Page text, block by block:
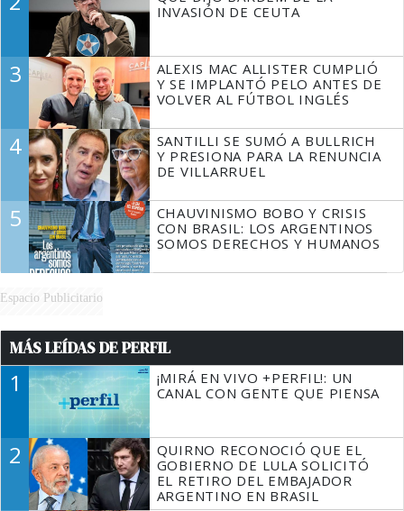
INVASIÓN DE CEUTA
3
ALEXIS MAC ALLISTER CUMPLIÓ
Y SE IMPLANTÓ PELO ANTES DE
VOLVER AL FÚTBOL INGLÉS
4
SANTILLI SE SUMÓ A BULLRICH
Y PRESIONA PARA LA RENUNCIA
DE VILLARRUEL
5
CHAUVINISMO BOBO Y CRISIS
CON BRASIL: LOS ARGENTINOS
SOMOS DERECHOS Y HUMANOS
Espacio Publicitario
MÁS LEÍDAS DE PERFIL
1
¡MIRÁ EN VIVO +PERFIL!: UN
CANAL CON GENTE QUE PIENSA
2
QUIRNO RECONOCIÓ QUE EL
GOBIERNO DE LULA SOLICITÓ
EL RETIRO DEL EMBAJADOR
ARGENTINO EN BRASIL